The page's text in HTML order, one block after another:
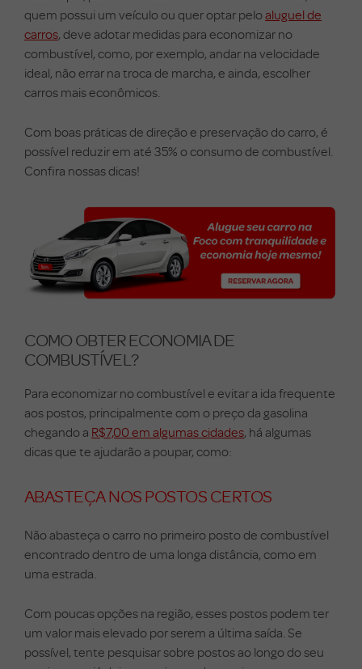
quem possui um veículo ou quer optar peloaluguel de
carros, deve adotar medidas para economizar no
combustível, como, por exemplo, andar na velocidade
ideal, não errar na troca de marcha, e ainda, escolher
carros mais econômicos.
Com boas práticas de direção e preservação do carro, é
possível reduzir em até 35% o consumo de combustível.
Confira nossas dicas!
COMO OBTER ECONOMIA DE
COMBUSTÍVEL?
Para economizar no combustível e evitar a ida frequente
aos postos, principalmente com o preço da gasolina
chegando a R$7,00 em algumas cidades, há algumas
dicas que te ajudarão a poupar, como:
ABASTEÇA NOS POSTOS CERTOS
Não abasteça o carro no primeiro posto de combustível
encontrado dentro de uma longa distância, como em
uma estrada.
Com poucas opções na região, esses postos podem ter
um valor mais elevado por serem a última saída. Se
possível, tente pesquisar sobre postos ao longo do seu